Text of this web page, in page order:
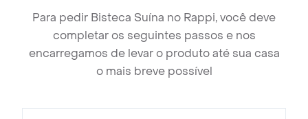
Para pedir Bisteca Suína no Rappi, você deve
completar os seguintes passos e nos
encarregamos de levar o produto até sua casa
o mais breve possível